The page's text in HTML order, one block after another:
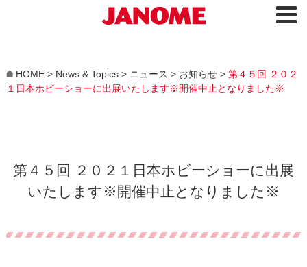
HOME> News & Topics> ニュース > お知らせ> 第４５回 ２０２
１日本ホビーショーに出展いたします※開催中止となりました※
第４５回 ２０２１日本ホビーショーに出展
いたします※開催中止となりました※